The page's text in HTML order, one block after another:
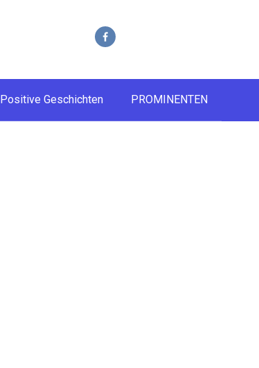
Positive Geschichten PROMINENTEN